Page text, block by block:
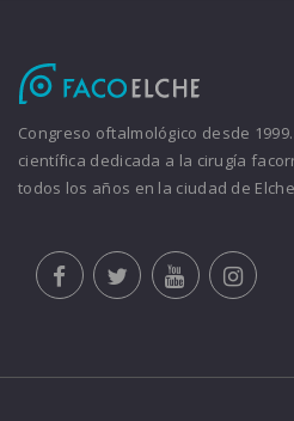
Congreso oftalmológico desde
científica dedicada a la cirugía
todos los años en la ciudad de